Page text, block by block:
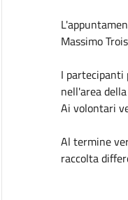
Massimo
I
nell'area
Ai volontari
Al termine
raccolta